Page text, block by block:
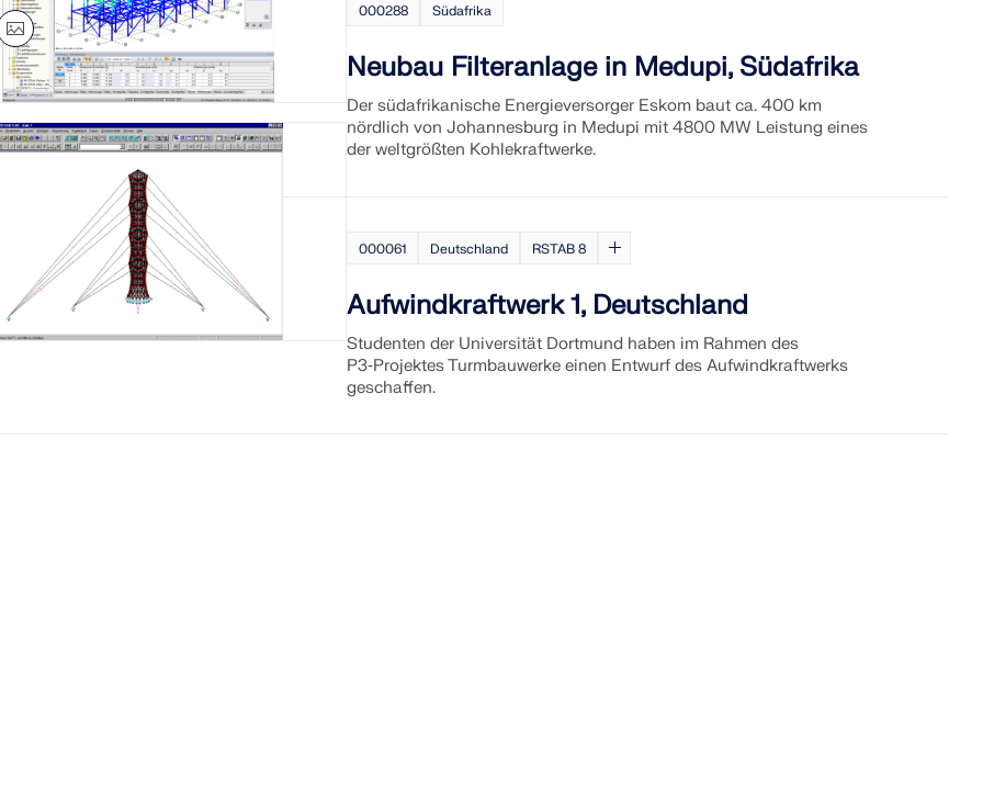
000288 Südafrika
Neubau Filteranlage in Medupi, Südafrika
Der südafrikanische Energieversorger Eskom baut ca. 400 km
nördlich von Johannesburg in Medupi mit 4800 MW Leistung eines
der weltgrößten Kohlekraftwerke.
000061 Deutschland RSTAB 8
Aufwindkraftwerk 1, Deutschland
Studenten der Universität Dortmund haben im Rahmen des
P3‑Projektes Turmbauwerke einen Entwurf des Aufwindkraftwerks
geschaffen.